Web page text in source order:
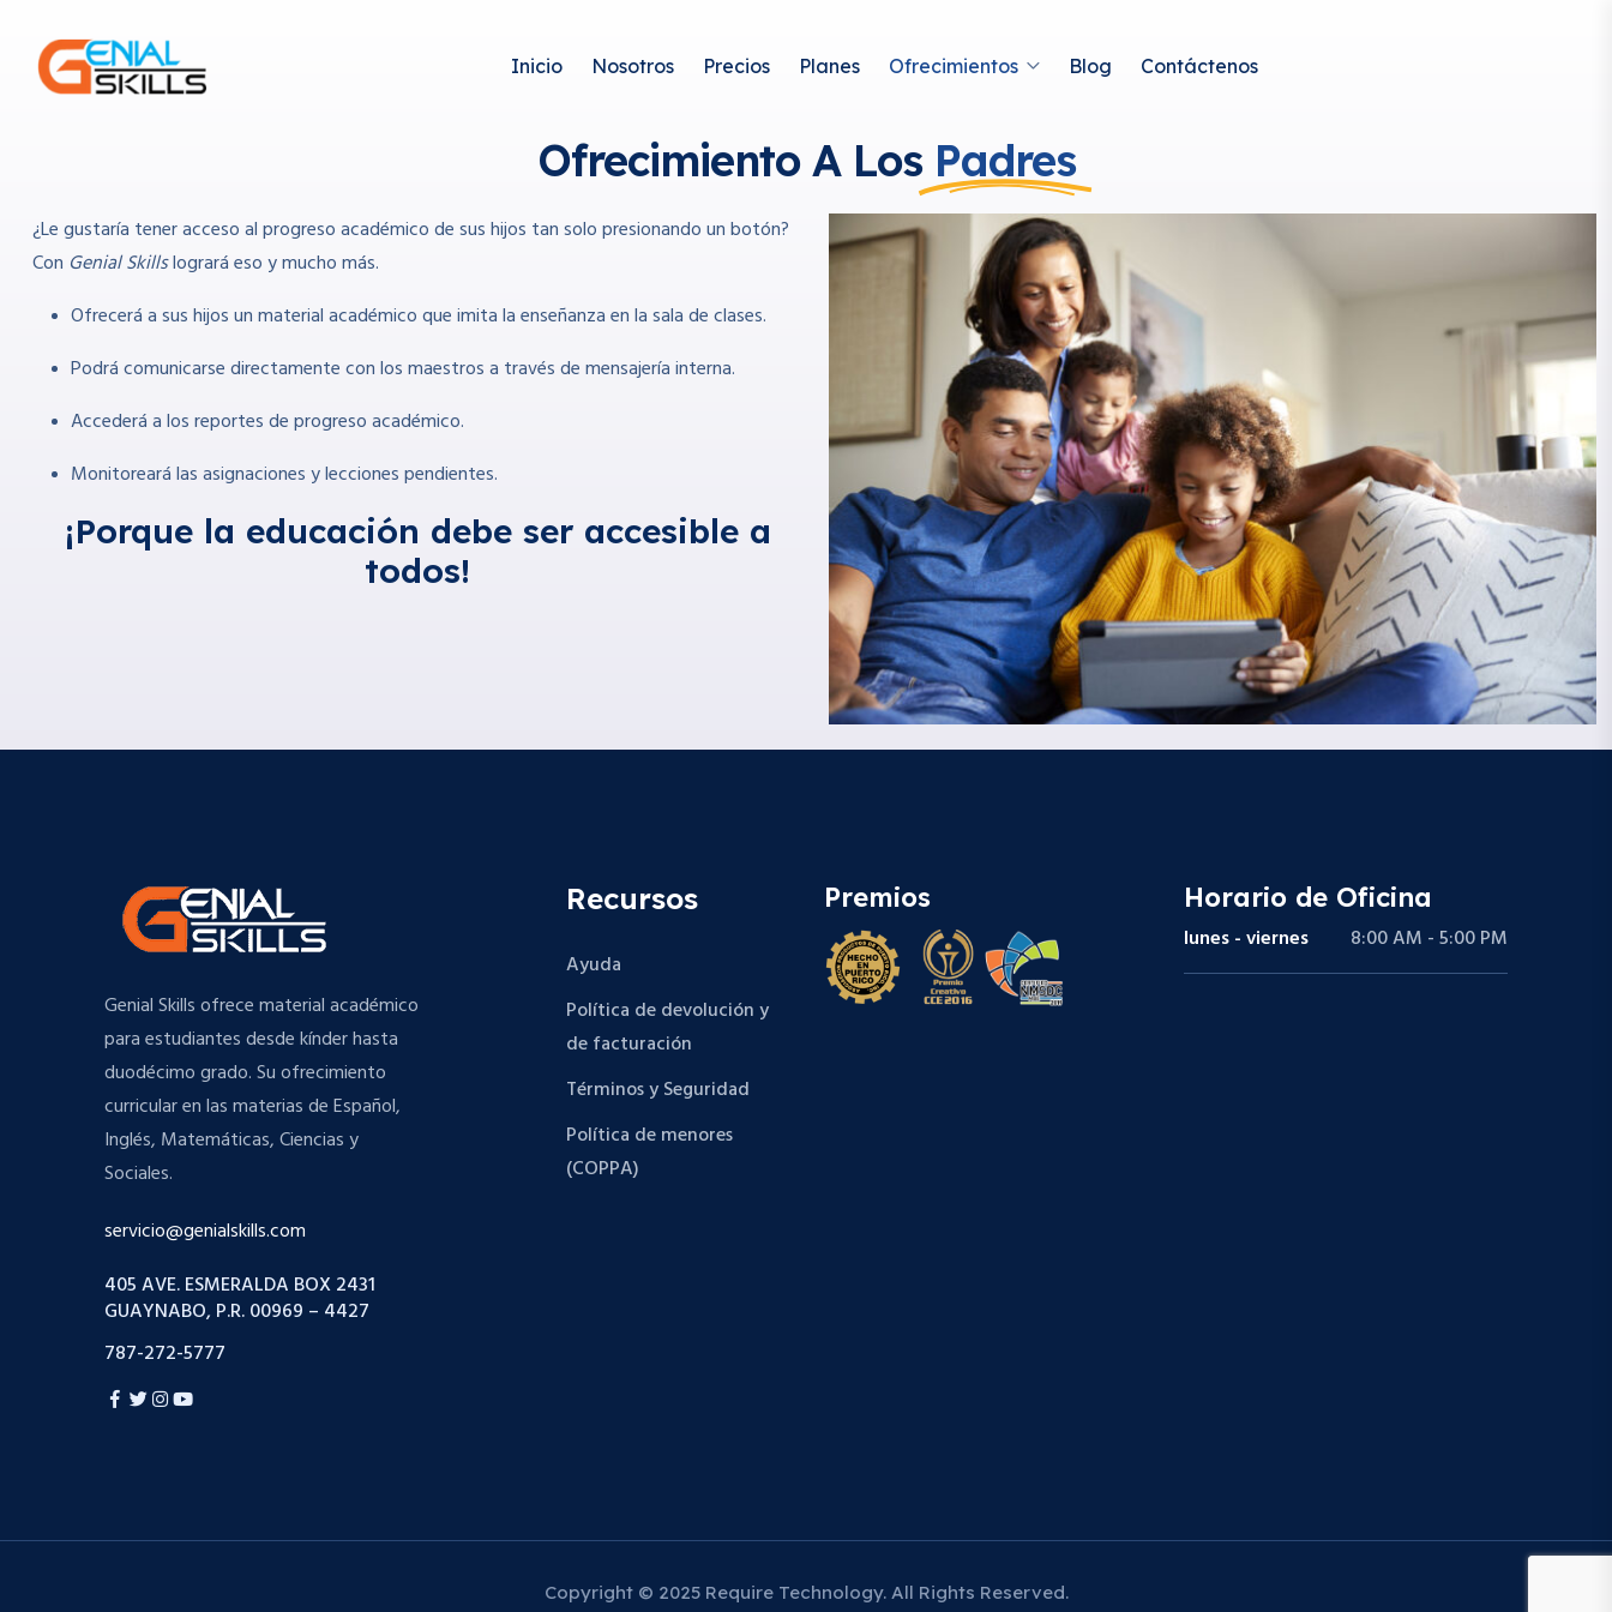
Inicio Nosotros Precios Planes Ofrecimientos Blog Contáctenos
Ofrecimiento A Los Padres
¿Le gustaría tener acceso al progreso académico de sus hijos tan solo presionando un botón?
Con Genial Skillslogrará eso y mucho más.
Ofrecerá a sus hijos un material académico que imita la enseñanza en la sala de clases.
Podrá comunicarse directamente con los maestros a través de mensajería interna.
Accederá a los reportes de progreso académico.
Monitoreará las asignaciones y lecciones pendientes.
¡Porque la educación debe ser accesible a
todos!
Genial Skills ofrece material académico
para estudiantes desde kínder hasta
duodécimo grado. Su ofrecimiento
curricular en las materias de Español,
Inglés, Matemáticas, Ciencias y
Sociales.
servicio@genialskills.com
405 AVE. ESMERALDA BOX 2431
GUAYNABO, P.R. 00969 – 4427
787-272-5777
Recursos
Ayuda
Política de devolución y
de facturación
Términos y Seguridad
Política de menores
(COPPA)
Premios Horario de Oficina
lunes - viernes 8:00 AM - 5:00 PM
Copyright © 2025 Require Technology. All Rights Reserved.